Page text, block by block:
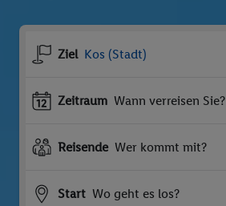
Ziel Kos (Stadt)
Zeitraum Wann verreisen Sie?
Reisende Wer kommt mit?
Start Wo geht es los?